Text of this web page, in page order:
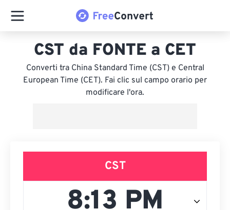
CST da FONTE a CET
Converti tra China Standard Time (CST) e Central
European Time (CET). Fai clic sul campo orario per
modificare l'ora.
CST